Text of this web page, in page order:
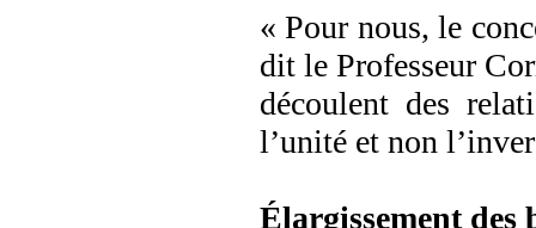
« Pour nous, le
dit le Professeur
découlent des
l’unité et non
Élargissement des